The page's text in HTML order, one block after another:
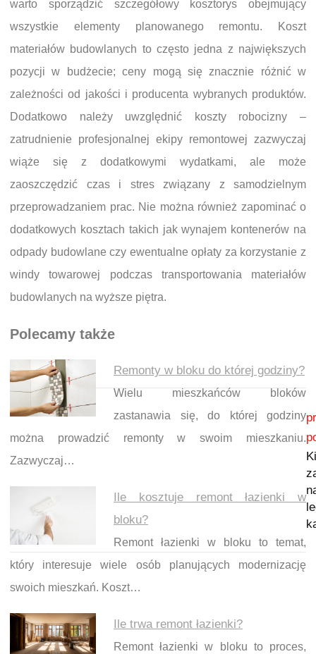
warto sporządzić szczegółowy kosztorys obejmujący
wszystkie elementy planowanego remontu. Koszt
materiałów budowlanych to często jedna z największych
pozycji w budżecie; ceny mogą się znacznie różnić w
zależności od jakości i producenta wybranych produktów.
Dodatkowo należy uwzględnić koszty robocizny –
zatrudnienie profesjonalnej ekipy remontowej zazwyczaj
wiąże się z dodatkowymi wydatkami, ale może
zaoszczędzić czas i stres związany z samodzielnym
przeprowadzaniem prac. Nie można również zapominać o
dodatkowych kosztach takich jak wynajem kontenerów na
odpady budowlane czy ewentualne opłaty za korzystanie z
windy towarowej podczas transportowania materiałów
budowlanych na wyższe piętra.
Polecamy także
Remonty w bloku do której godziny?
Wielu mieszkańców bloków
zastanawia się, do której godziny
można prowadzić remonty w swoim mieszkaniu.
Zazwyczaj…
Ile kosztuje remont łazienki w
bloku?
Remont łazienki w bloku to temat,
który interesuje wiele osób planujących modernizację
swoich mieszkań. Koszt…
Ile trwa remont łazienki?
Remont łazienki w bloku to proces,
Nawigacja wpisu